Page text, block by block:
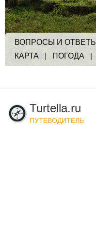
ВОПРОСЫ И ОТВЕТЫ
КАРТА
ПОГОДА
Turtella.ru
ПУТЕВОДИТЕЛЬ